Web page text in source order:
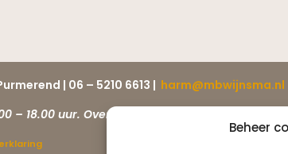
Beheer
| 06 – 5210 6613 | harm@mbwijnsma.nl
– 18.00 uur. Overige dagen op afspraak.